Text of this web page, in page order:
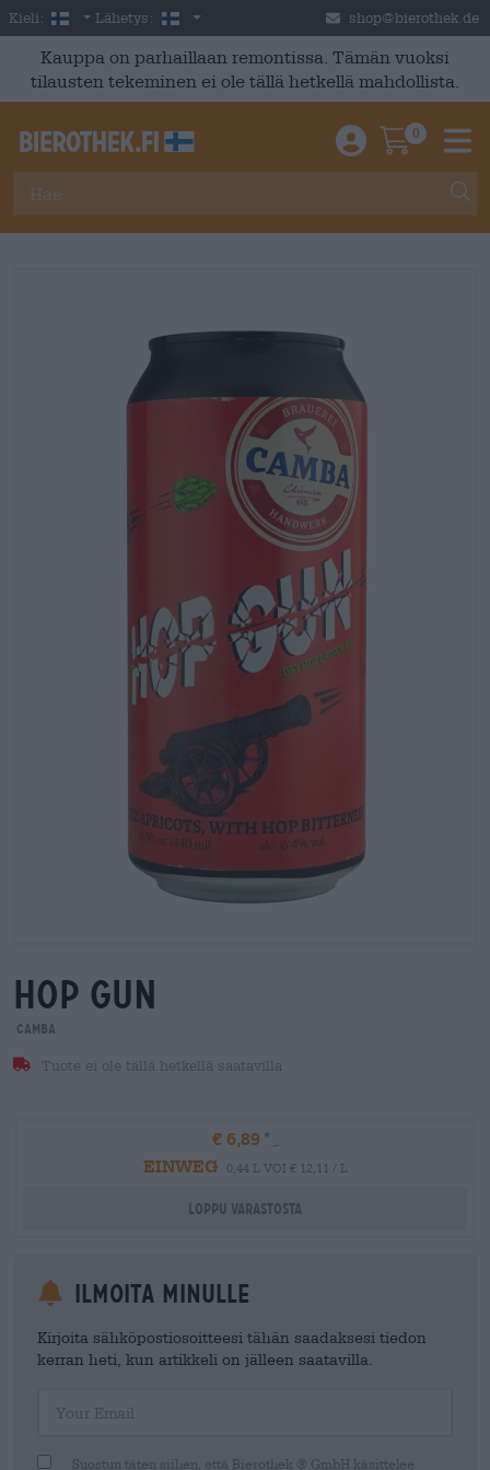
Skip to main content
Kieli: Finnish
Lähetys: Suomi shop@bierothek.de
Kauppa on parhaillaan remontissa. Tämän vuoksi
tilausten tekeminen ei ole tällä hetkellä mahdollista.
Einloggen /
0
hop gun
Camba
Tuote ei ole tällä hetkellä saatavilla
€ 6,89
EINWEG
0,44 L VOI € 12,11 / L
Loppu varastosta
Ilmoita minulle
Kirjoita sähköpostiosoitteesi tähän saadaksesi tiedon
kerran heti, kun artikkeli on jälleen saatavilla.
Suostun täten siihen, että Bierothek ® GmbH käsittelee